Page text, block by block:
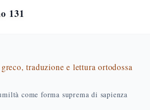
131
traduzione e lettura ortodossa
come forma suprema di sapienza